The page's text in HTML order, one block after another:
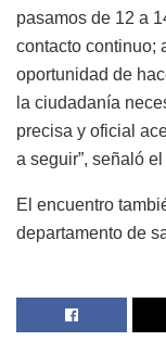
pasamos de 12 a
contacto continuo;
oportunidad de
la ciudadanía
precisa y oficial
a seguir”, señaló
El encuentro
departamento de